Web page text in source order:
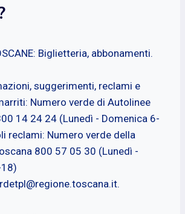
Biglietteria, abbonamenti.
suggerimenti, reclami e
Numero verde di Autolinee
14 24 24 (Lunedì - Domenica 6-
reclami: Numero verde della
800 57 05 30 (Lunedì -
.